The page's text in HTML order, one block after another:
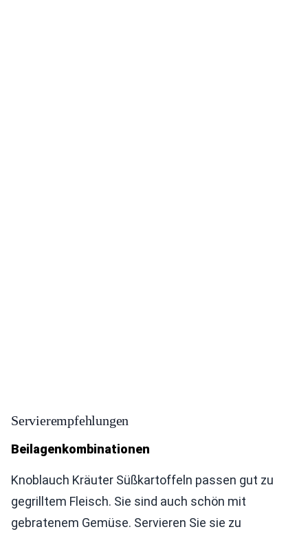
Servierempfehlungen
Beilagenkombinationen
Knoblauch Kräuter Süßkartoffeln passen gut zu
gegrilltem Fleisch. Sie sind auch schön mit
gebratenem Gemüse. Servieren Sie sie zu